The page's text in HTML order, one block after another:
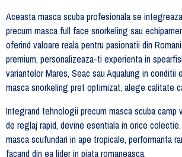
Aceasta masca scuba profesionala se
precum masca full face snorkeling sau
oferind valoare reala pentru pasionatii din
premium, personalizeaza-ti experienta in
variantelor Mares, Seac sau Aqualung in conditii
masca snorkeling pret optimizat, alege calitate
Integrand tehnologii precum masca scuba camp
de reglaj rapid, devine esentiala in orice
masca scufundari in ape tropicale, performanta
facand din ea lider in piata romaneasca.